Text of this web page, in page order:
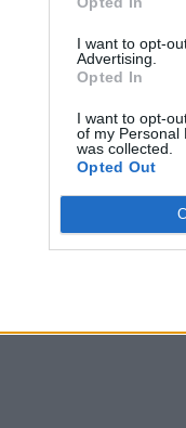
I want to opt-
Advertising.
Opted In
I want to opt-
of my Personal
was collected.
Opted Out